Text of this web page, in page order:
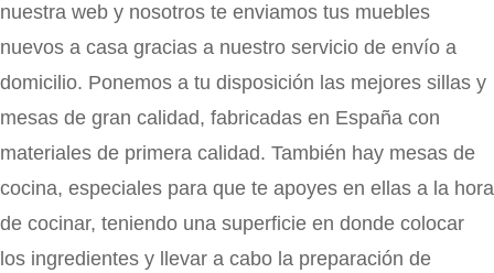
nuestra web y nosotros te enviamos tus muebles
nuevos a casa gracias a nuestro servicio de envío a
domicilio. Ponemos a tu disposición las mejores sillas y
mesas de gran calidad, fabricadas en España con
materiales de primera calidad. También hay mesas de
cocina, especiales para que te apoyes en ellas a la hora
de cocinar, teniendo una superficie en donde colocar
los ingredientes y llevar a cabo la preparación de